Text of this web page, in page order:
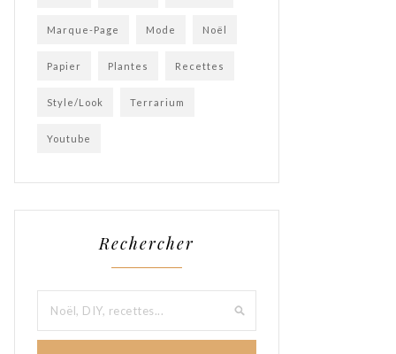
Marque-Page Mode Noël
Papier Plantes Recettes
Style/Look Terrarium
Youtube
Rechercher